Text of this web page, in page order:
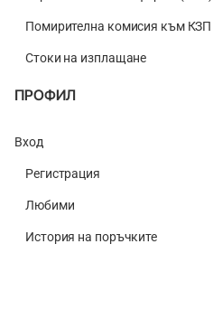
Помирителна комисия към КЗП
Стоки на изплащане
ПРОФИЛ
Вход
Регистрация
Любими
История на поръчките